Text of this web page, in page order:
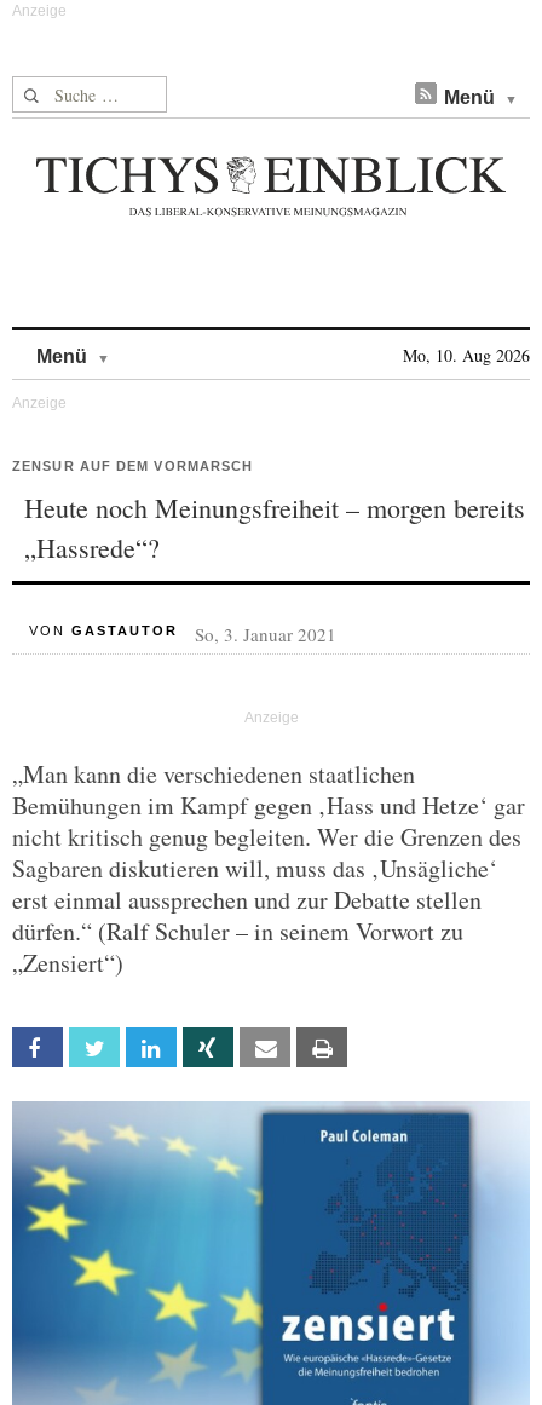
Suche nach: Menü
Menü Mo, 10. Aug 2026
ZENSUR AUF DEM VORMARSCH
Heute noch Meinungsfreiheit – morgen bereits
„Hassrede“?
VON GASTAUTOR So, 3. Januar 2021
„Man kann die verschiedenen staatlichen
Bemühungen im Kampf gegen ‚Hass und Hetze‘ gar
nicht kritisch genug begleiten. Wer die Grenzen des
Sagbaren diskutieren will, muss das ‚Unsägliche‘
erst einmal aussprechen und zur Debatte stellen
dürfen.“ (Ralf Schuler – in seinem Vorwort zu
„Zensiert“)
Facebook Twitter Linkedin Xing Email